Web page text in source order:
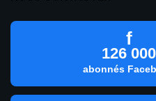
f
126 000
abonnés